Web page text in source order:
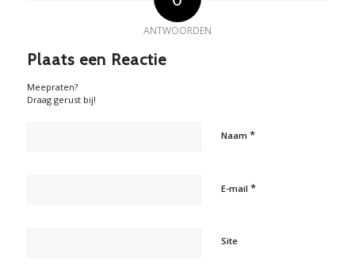
ANTWOORDEN
Plaats een Reactie
Meepraten?
Draag gerust bij!
Naam *
E-mail *
Site